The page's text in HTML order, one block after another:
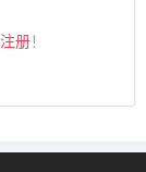
注册！